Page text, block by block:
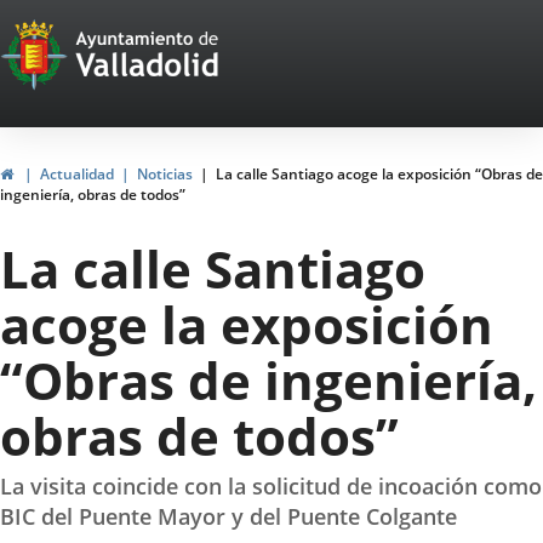
Portal
Web
del
Ayuntamiento
de
Valladolid
InicioActualidad Noticias
La calle Santiago acoge la exposición “Obras de
ingeniería, obras de todos”
La calle Santiago
acoge la exposición
“Obras de ingeniería,
obras de todos”
La visita coincide con la solicitud de incoación como
BIC del Puente Mayor y del Puente Colgante